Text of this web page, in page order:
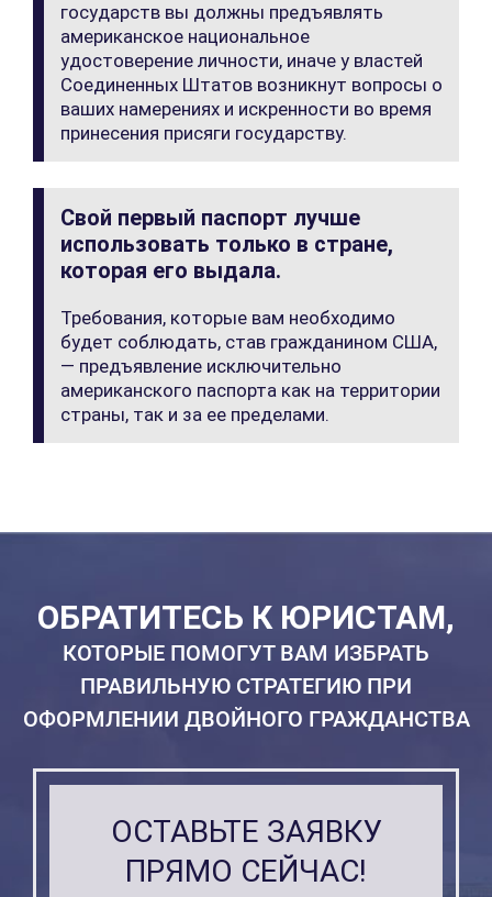
государств вы должны предъявлять
американское национальное
удостоверение личности, иначе у властей
Соединенных Штатов возникнут вопросы о
ваших намерениях и искренности во время
принесения присяги государству.
Свой первый паспорт лучше
использовать только в стране,
которая его выдала.
Требования, которые вам необходимо
будет соблюдать, став гражданином США,
— предъявление исключительно
американского паспорта как на территории
страны, так и за ее пределами.
ОБРАТИТЕСЬ К ЮРИСТАМ,
КОТОРЫЕ ПОМОГУТ ВАМ ИЗБРАТЬ
ПРАВИЛЬНУЮ СТРАТЕГИЮ ПРИ
ОФОРМЛЕНИИ ДВОЙНОГО ГРАЖДАНСТВА
ОСТАВЬТЕ ЗАЯВКУ
ПРЯМО СЕЙЧАС!